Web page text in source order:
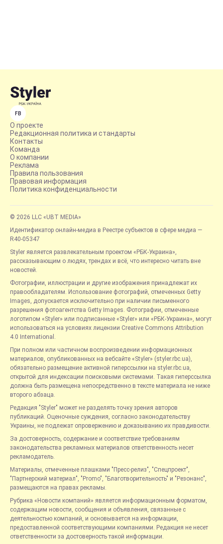
FB
О проекте
Редакционная политика и стандарты
Контакты
Команда
О компании
Реклама
Правила пользования
Правовая информация
Политика конфиденциальности
© 2026 LLC «UBT MEDIA»
Идентификатор онлайн-медиа в Реестре субъектов в сфере медиа —
R40-05347
Styler является развлекательным проектом «РБК-Украина»,
рассказывающим о людях, трендах и всё, что интересно читать вне
новостей.
Фотографии, иллюстрации и другие изображения принадлежат их
правообладателям. Использование фотографий, отмеченных Getty
Images, допускается исключительно при наличии письменного
разрешения фотоагентства Getty Images. Фотографии, отмеченные
логотипом «Styler» или подписанные «Styler» или «РБК-Украина», могут
использоваться на условиях лицензии Creative Commons Attribution
4.0 International.
При полном или частичном воспроизведении информационных
материалов, опубликованных на вебсайте «Styler» (styler.rbc.ua),
обязательно размещение активной гиперссылки на styler.rbc.ua,
открытой для индексации поисковыми системами. Такая гиперссылка
должна быть размещена непосредственно в тексте материала не ниже
второго абзаца.
Редакция "Styler" может не разделять точку зрения авторов
публикаций. Оценочные суждения, согласно законодательству
Украины, не подлежат опровержению и доказыванию их правдивости.
За достоверность, содержание и соответствие требованиям
законодательства рекламных материалов ответственность несет
рекламодатель.
Материалы, отмеченные плашками "Пресс-релиз", "Спецпроект",
"Партнерский материал", "Promo", "Благотворительность" и "Резонанс",
размещаются на правах рекламы.
Рубрика «Новости компаний» является информационным форматом,
содержащим новости, сообщения и объявления, связанные с
деятельностью компаний, и основывается на информации,
предоставленной соответствующими компаниями. Редакция не несет
ответственности за достоверность такой информации.